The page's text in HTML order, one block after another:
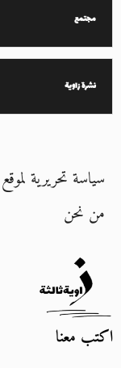
مجتمع
نشرة زاوية
سياسة تحريرية
من نحن
اكتب معنا